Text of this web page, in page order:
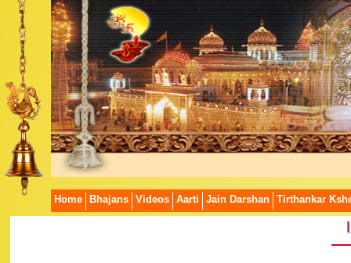
Home Bhajans Videos Aarti Jain Darshan Tirthankar